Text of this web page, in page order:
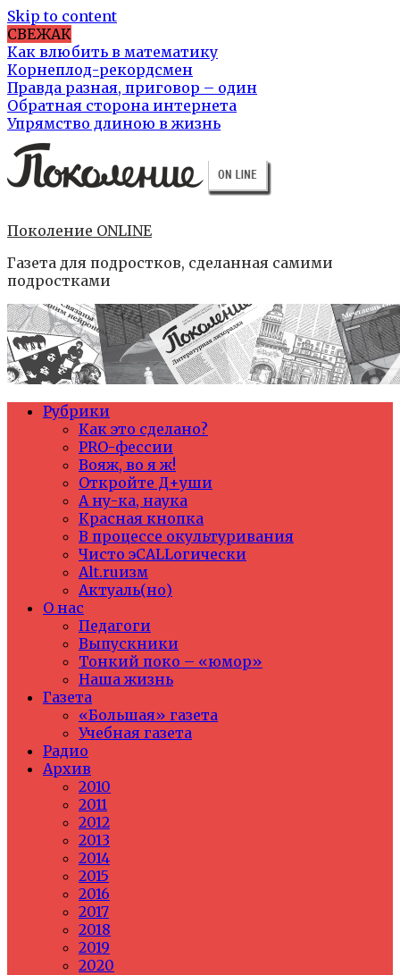
Skip to content
СВЕЖАК
Как влюбить в математику
Корнеплод-рекордсмен
Правда разная, приговор – один
Обратная сторона интернета
Упрямство длиною в жизнь
Поколение ONLINE
Газета для подростков, сделанная самими
подростками
Рубрики
Как это сделано?
PRO-фессии
Вояж, во я ж!
Откройте Д+уши
А ну-ка, наука
Красная кнопка
В процессе окультуривания
Чисто эCALLогически
Alt.ruизм
Актуаль(но)
О нас
Педагоги
Выпускники
Тонкий поко – «юмор»
Наша жизнь
Газета
«Большая» газета
Учебная газета
Радио
Архив
2010
2011
2012
2013
2014
2015
2016
2017
2018
2019
2020